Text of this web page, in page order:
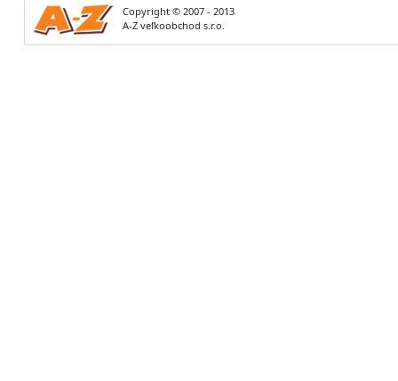
Copyright © 2007 - 2013
A-Z veľkoobchod s.r.o.